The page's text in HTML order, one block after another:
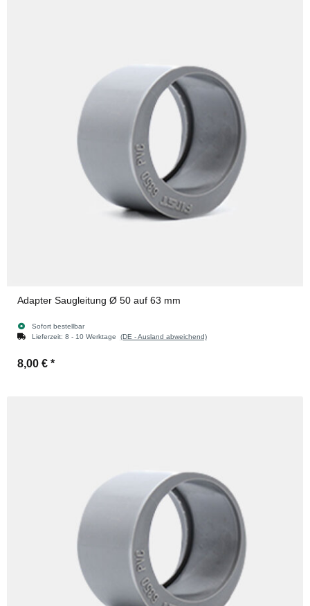
Adapter Saugleitung Ø 50 auf 63 mm
Sofort bestellbar
Lieferzeit: 8 - 10 Werktage (DE - Ausland abweichend)
8,00 € *